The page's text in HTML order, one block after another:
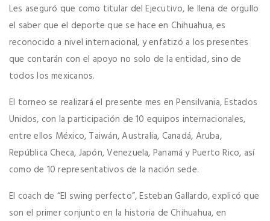
Les aseguró que como titular del Ejecutivo, le llena de orgullo
el saber que el deporte que se hace en Chihuahua, es
reconocido a nivel internacional, y enfatizó a los presentes
que contarán con el apoyo no solo de la entidad, sino de
todos los mexicanos.
El torneo se realizará el presente mes en Pensilvania, Estados
Unidos, con la participación de 10 equipos internacionales,
entre ellos México, Taiwán, Australia, Canadá, Aruba,
República Checa, Japón, Venezuela, Panamá y Puerto Rico, así
como de 10 representativos de la nación sede.
El coach de “El swing perfecto”, Esteban Gallardo, explicó que
son el primer conjunto en la historia de Chihuahua, en